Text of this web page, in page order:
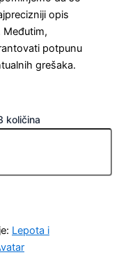
opis
Međutim,
potpunu
grešaka.
količina
Lepota i